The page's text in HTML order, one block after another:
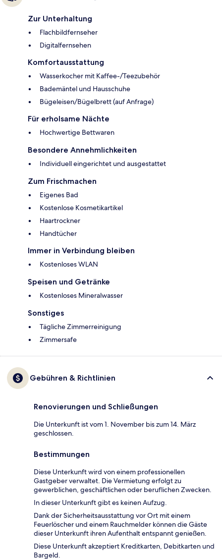
Zur Unterhaltung
Flachbildfernseher
Digitalfernsehen
Komfortausstattung
Wasserkocher mit Kaffee-/Teezubehör
Bademäntel und Hausschuhe
Bügeleisen/Bügelbrett (auf Anfrage)
Für erholsame Nächte
Hochwertige Bettwaren
Besondere Annehmlichkeiten
Individuell eingerichtet und ausgestattet
Zum Frischmachen
Eigenes Bad
Kostenlose Kosmetikartikel
Haartrockner
Handtücher
Immer in Verbindung bleiben
Kostenloses WLAN
Speisen und Getränke
Kostenloses Mineralwasser
Sonstiges
Tägliche Zimmerreinigung
Zimmersafe
Gebühren & Richtlinien
Renovierungen und Schließungen
Die Unterkunft ist vom 1. November bis zum 14. März
geschlossen.
Bestimmungen
Diese Unterkunft wird von einem professionellen
Gastgeber verwaltet. Die Vermietung erfolgt zu
gewerblichen, geschäftlichen oder beruflichen Zwecken.
In dieser Unterkunft gibt es keinen Aufzug.
Dank der Sicherheitsausstattung vor Ort mit einem
Feuerlöscher und einem Rauchmelder können die Gäste
dieser Unterkunft ihren Aufenthalt entspannt genießen.
Diese Unterkunft akzeptiert Kreditkarten, Debitkarten und
Bargeld.